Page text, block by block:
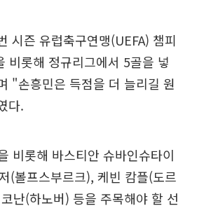
시즌 유럽축구연맹(UEFA) 챔피
비롯해 정규리그에서 5골을 넣
"손흥민은 득점을 더 늘리길 원
다.
비롯해 바스티안 슈바인슈타이
(볼프스부르크), 케빈 캄플(도르
난(하노버) 등을 주목해야 할 선